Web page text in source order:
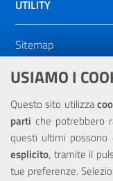
USIAMO I
Questo sito utilizza
parti che potrebbero
questi ultimi
esplicito, tramite il
tue preferenze.
UTILITY
Sitemap
Dichiarazione di
NOTE LEGALI
Privacy